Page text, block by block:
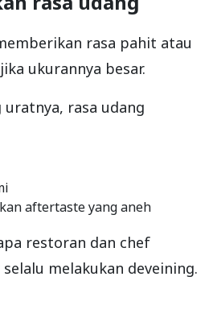
rasa pahit atau
ukurannya besar.
uratnya, rasa udang
aftertaste yang aneh
restoran dan chef
melakukan deveining.